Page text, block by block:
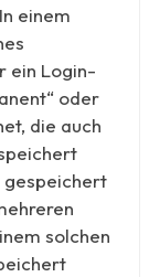
einem
ein Login-
oder
die auch
gespeichert
solchen